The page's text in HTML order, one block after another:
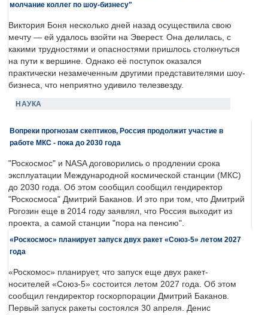
молчание коллег по шоу-бизнесу"
Виктория Боня несколько дней назад осуществила свою
мечту — ей удалось взойти на Эверест. Она делилась, с
какими трудностями и опасностями пришлось столкнуться
на пути к вершине. Однако её поступок оказался
практически незамеченным другими представителями шоу-
бизнеса, что неприятно удивило телезвезду.
НАУКА
Вопреки прогнозам скептиков, Россия продолжит участие в
работе МКС - пока до 2030 года
"Роскосмос" и NASA договорились о продлении срока
эксплуатации Международной космической станции (МКС)
до 2030 года. Об этом сообщил сообщил гендиректор
"Роскосмоса" Дмитрий Баканов. И это при том, что Дмитрий
Рогозин еще в 2014 году заявлял, что Россия выходит из
проекта, а самой станции "пора на пенсию".
«Роскосмос» планирует запуск двух ракет «Союз-5» летом 2027
года
«Роскомос» планирует, что запуск еще двух ракет-
носителей «Союз-5» состоится летом 2027 года. Об этом
сообщил гендиректор госкорпорации Дмитрий Баканов.
Первый запуск ракеты состоялся 30 апреля. Денис